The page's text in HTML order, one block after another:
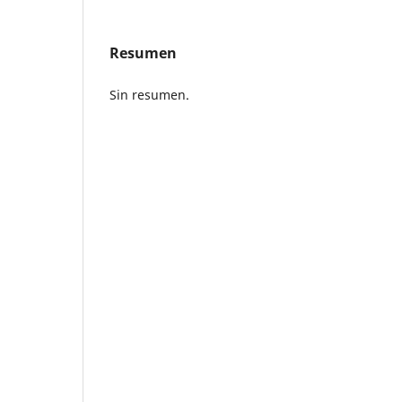
Resumen
Sin resumen.